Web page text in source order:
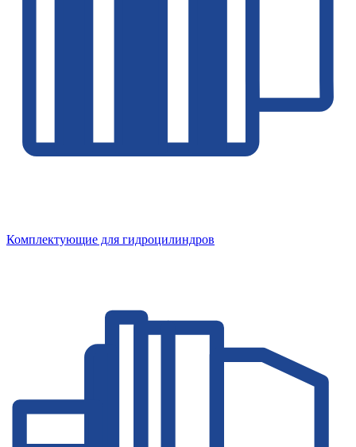
Комплектующие для гидроцилиндров